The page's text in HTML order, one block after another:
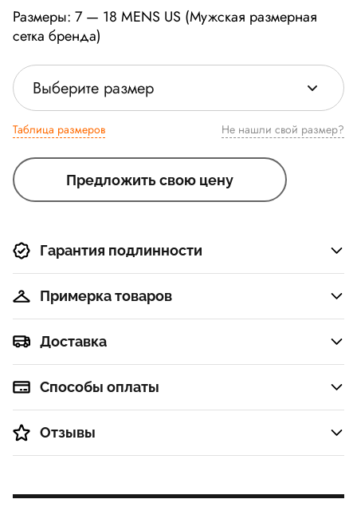
Размеры: 7 — 18 MENS US (Мужская размерная
сетка бренда)
Выберите размер
Таблица размеров Не нашли свой размер?
Предложить свою цену
Гарантия подлинности
Примерка товаров
Доставка
Способы оплаты
Отзывы